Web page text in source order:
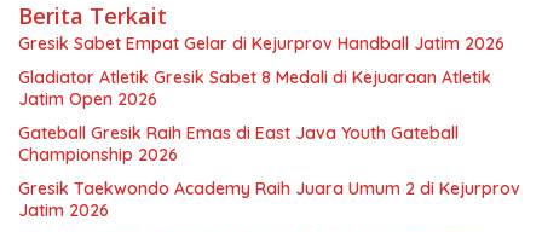
Berita Terkait
Gresik Sabet Empat Gelar di Kejurprov Handball Jatim 2026
Gladiator Atletik Gresik Sabet 8 Medali di Kejuaraan Atletik
Jatim Open 2026
Gateball Gresik Raih Emas di East Java Youth Gateball
Championship 2026
Gresik Taekwondo Academy Raih Juara Umum 2 di Kejurprov
Jatim 2026